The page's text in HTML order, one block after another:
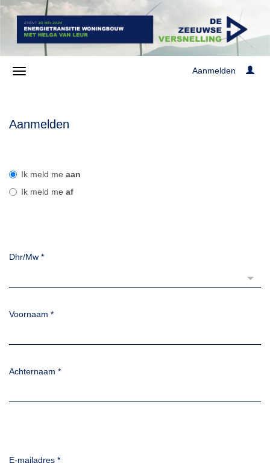
Aanmelden
Aanmelden
Ik meld me aan
Ik meld me af
Dhr/Mw *
Voornaam *
Achternaam *
E-mailadres *